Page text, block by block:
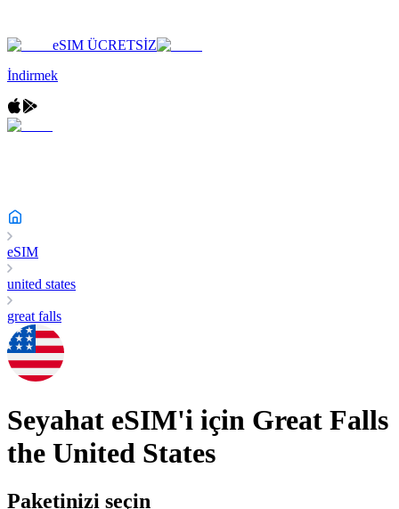
eSIM ÜCRETSİZ
İndirmek
eSIM
united states
great falls
Seyahat eSIM'i için Great Falls
the United States
Paketinizi seçin